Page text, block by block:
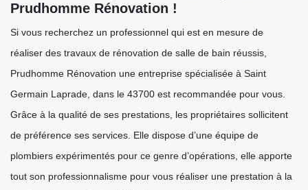
Prudhomme Rénovation !
Si vous recherchez un professionnel qui est en mesure de
réaliser des travaux de rénovation de salle de bain réussis,
Prudhomme Rénovation une entreprise spécialisée à Saint
Germain Laprade, dans le 43700 est recommandée pour vous.
Grâce à la qualité de ses prestations, les propriétaires sollicitent
de préférence ses services. Elle dispose d’une équipe de
plombiers expérimentés pour ce genre d’opérations, elle apporte
tout son professionnalisme pour vous réaliser une prestation à la